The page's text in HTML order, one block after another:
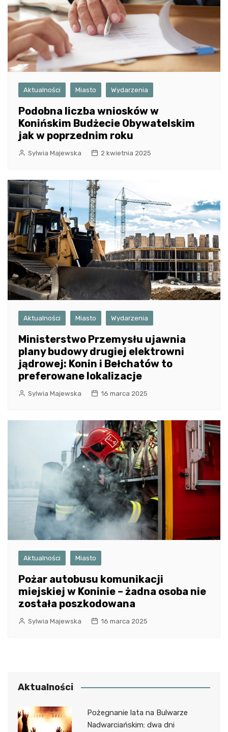
Aktualności Miasto Wydarzenia
Podobna liczba wniosków w
Konińskim Budżecie Obywatelskim
jak w poprzednim roku
Sylwia Majewska 2 kwietnia 2025
Aktualności Miasto Wydarzenia
Ministerstwo Przemysłu ujawnia
plany budowy drugiej elektrowni
jądrowej: Konin i Bełchatów to
preferowane lokalizacje
Sylwia Majewska 16 marca 2025
Aktualności Miasto
Pożar autobusu komunikacji
miejskiej w Koninie – żadna osoba nie
została poszkodowana
Sylwia Majewska 16 marca 2025
Aktualności
Pożegnanie lata na Bulwarze
Nadwarciańskim: dwa dni